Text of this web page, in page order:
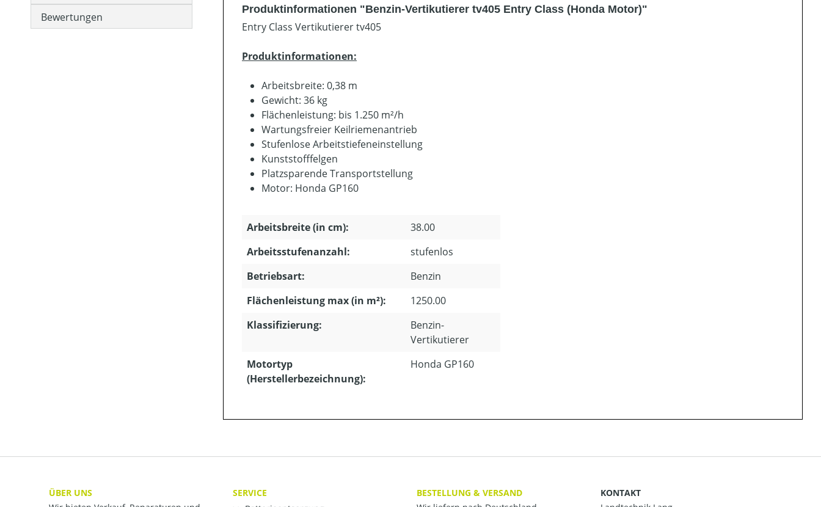
Bewertungen
Produktinformationen "Benzin-Vertikutierer tv405 Entry Class (Honda Motor)"
Entry Class Vertikutierer tv405
Produktinformationen:
Arbeitsbreite: 0,38 m
Gewicht: 36 kg
Flächenleistung: bis 1.250 m²/h
Wartungsfreier Keilriemenantrieb
Stufenlose Arbeitstiefeneinstellung
Kunststofffelgen
Platzsparende Transportstellung
Motor: Honda GP160
Arbeitsbreite (in cm):
38.00
Arbeitsstufenanzahl:
stufenlos
Betriebsart:
Benzin
Flächenleistung max (in m²):
1250.00
Klassifizierung:
Benzin-
Vertikutierer
Motortyp
(Herstellerbezeichnung):
Honda GP160
ÜBER UNS
SERVICE
BESTELLUNG & VERSAND
KONTAKT